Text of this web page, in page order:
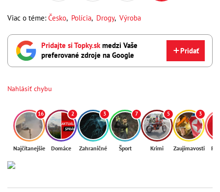
Viac o téme: Česko, Polícia, Drogy, Výroba
Pridajte si Topky.skmedzi Vaše
preferované zdroje na Google
Pridať
Nahlásiť chybu
16
Najčítanejšie
2
Domáce
3
Zahraničné
7
Šport
5
Krimi
3
Zaujímavosti